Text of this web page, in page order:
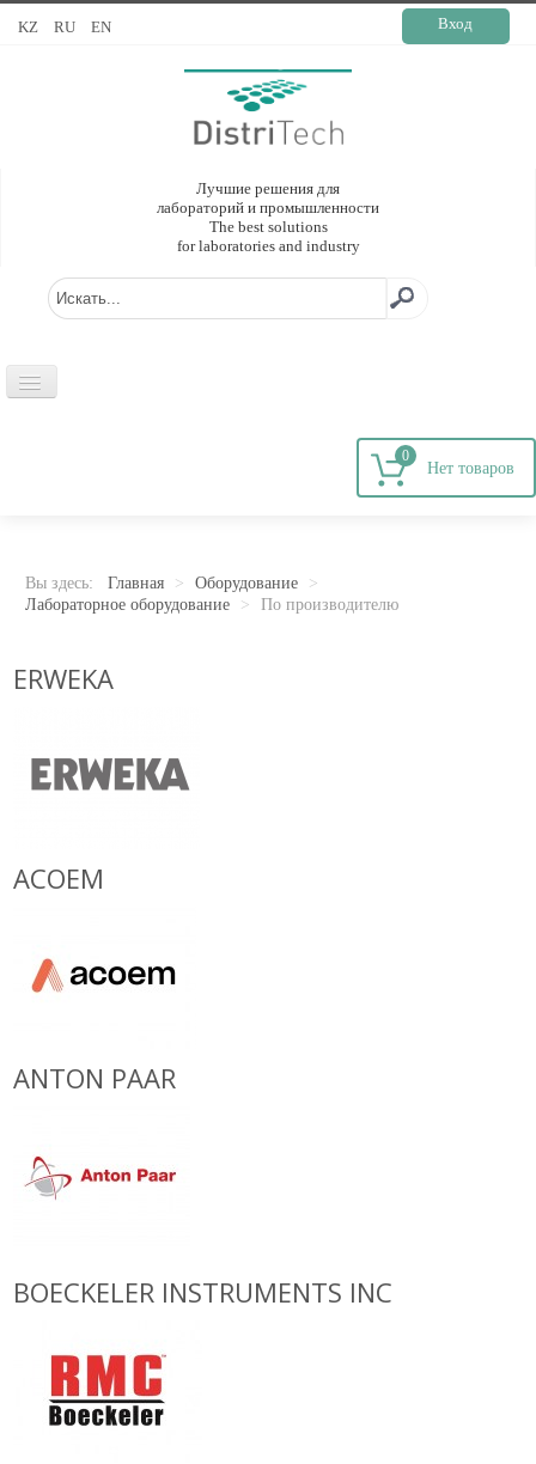
KZ RU EN Вход
Лучшие решения для
лабораторий и промышленности
The best solutions
for laboratories and industry
Compliance
ОБОРУДОВАНИЕ
Промышленное оборудование
СЕРВИС
ОБРАТНАЯ СВЯЗЬ
0
Вы здесь: Главная > Оборудование
>
Лабораторное оборудование
> По производителю
ERWEKA
ACOEM
ANTON PAAR
BOECKELER INSTRUMENTS INC